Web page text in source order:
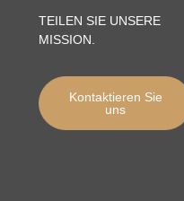
TEILEN SIE UNSERE
MISSION.
Kontaktieren Sie
uns